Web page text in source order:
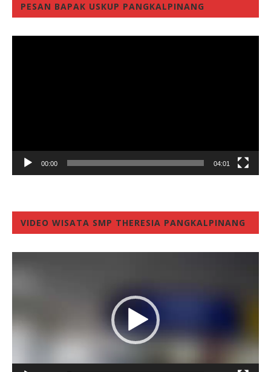
PESAN BAPAK USKUP PANGKALPINANG
00:00 04:01
VIDEO WISATA SMP THERESIA PANGKALPINANG